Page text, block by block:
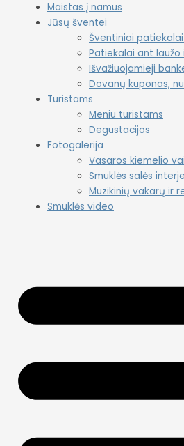
Maistas į namus
Jūsų šventei
Šventiniai
Patiekalai ant laužo
Išvažiuojamieji
Dovanų kuponas,
Turistams
Meniu turistams
Degustacijos
Fotogalerija
Vasaros kiemelio
Smuklės salės
Muzikinių vakarų ir
Smuklės video